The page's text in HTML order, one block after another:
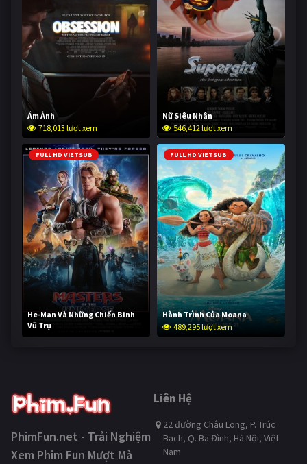
Ám Ảnh
718,013 lượt xem
Nữ Siêu Nhân
546,412 lượt xem
FULL HD VIETSUB
He-Man Và Những Chiến Binh
Vũ Trụ
237,831 lượt xem
FULL HD VIETSUB
Hành Trình Của Moana
489,295 lượt xem
PhimFun.net - Trải Nghiệm
Xem Phim Fun Mượt Mà
Liên Hệ
22 đường Châu Long, P. Trúc
Bạch, Q. Ba Đình, Hà Nội, Việt
Nam